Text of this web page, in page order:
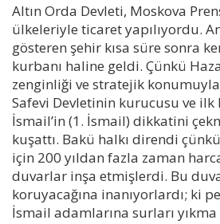
Altın Orda Devleti, Moskova
ülkeleriyle ticaret yapılıyordu.
gösteren şehir kısa süre sonra
kurbanı haline geldi. Çünkü
zenginliği ve stratejik
Safevi Devletinin kurucusu ve ilk
İsmail’in (1. İsmail) dikkatini
kuşattı. Bakü halkı direndi
için 200 yıldan fazla zaman
duvarlar inşa etmişlerdi. Bu
koruyacağına inanıyorlardı; ki
İsmail adamlarına surları